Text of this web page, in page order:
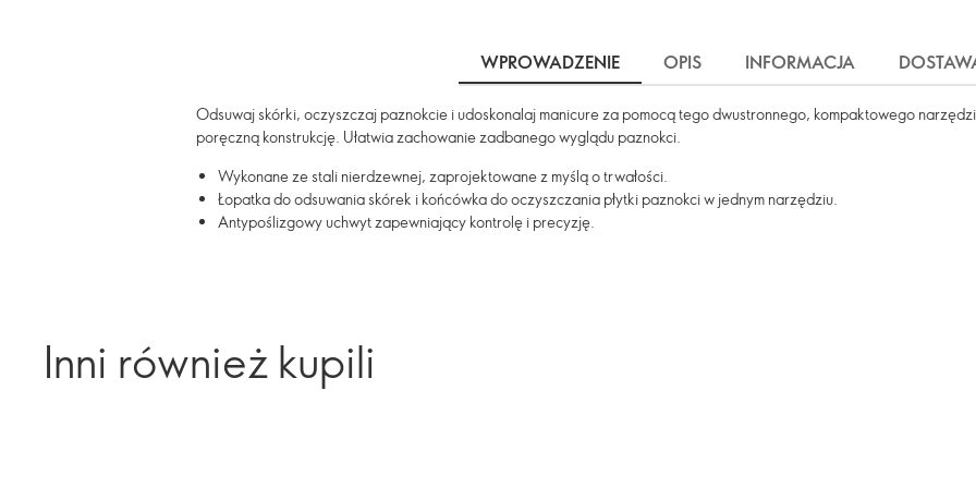
WPROWADZENIE OPIS INFORMACJA
Odsuwaj skórki, oczyszczaj paznokcie i udoskonalaj manicure za pomocą tego dwustronnego, kompaktowego
poręczną konstrukcję. Ułatwia zachowanie zadbanego wyglądu paznokci.
Wykonane ze stali nierdzewnej, zaprojektowane z myślą o trwałości.
Łopatka do odsuwania skórek i końcówka do oczyszczania płytki paznokci w jednym narzędziu.
Antypoślizgowy uchwyt zapewniający kontrolę i precyzję.
Inni również kupili